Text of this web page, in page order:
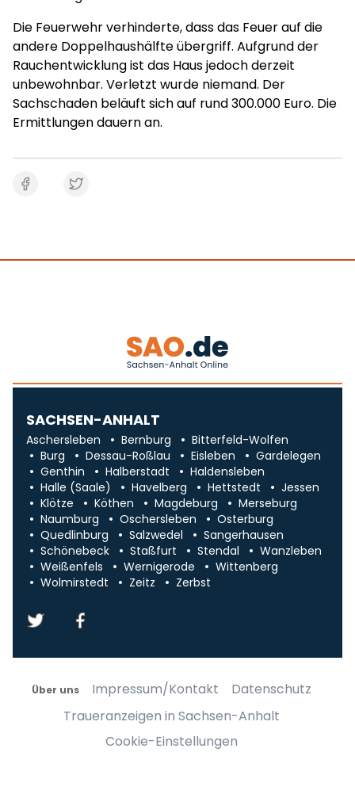
Die Feuerwehr verhinderte, dass das Feuer auf die
andere Doppelhaushälfte übergriff. Aufgrund der
Rauchentwicklung ist das Haus jedoch derzeit
unbewohnbar. Verletzt wurde niemand. Der
Sachschaden beläuft sich auf rund 300.000 Euro. Die
Ermittlungen dauern an.
SACHSEN-ANHALT
Aschersleben Bernburg
Bitterfeld-Wolfen
Burg
Dessau-Roßlau Eisleben
Gardelegen
Genthin
Halberstadt
Haldensleben
Halle (Saale)
Havelberg Hettstedt
Jessen
Klötze
Köthen Magdeburg
Merseburg
Naumburg
Oschersleben
Osterburg
Quedlinburg
Salzwedel
Sangerhausen
Schönebeck
Staßfurt Stendal
Wanzleben
Weißenfels
Wernigerode
Wittenberg
Wolmirstedt
Zeitz Zerbst
Über uns Impressum/Kontakt
Datenschutz
Traueranzeigen in Sachsen-Anhalt
Cookie-Einstellungen